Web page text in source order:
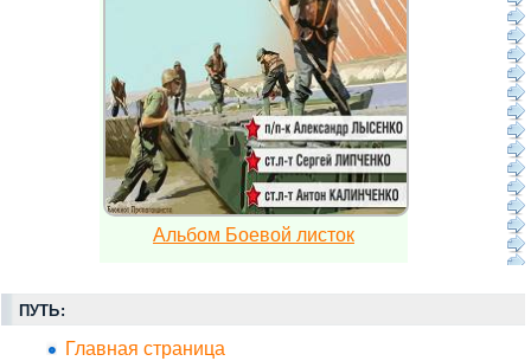
Альбом Боевой листок
ПУТЬ:
Главная страница